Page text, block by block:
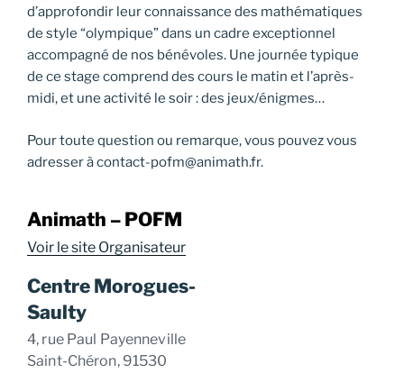
d’approfondir leur connaissance des mathématiques
de style “olympique” dans un cadre exceptionnel
accompagné de nos bénévoles. Une journée typique
de ce stage comprend des cours le matin et l’après-
midi, et une activité le soir : des jeux/énigmes…
Pour toute question ou remarque, vous pouvez vous
adresser à contact-pofm@animath.fr.
Animath – POFM
Voir le site Organisateur
Centre Morogues-
Saulty
4, rue Paul Payenneville
Saint-Chéron, 91530